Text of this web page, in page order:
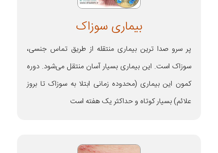
بیماری سوزاک
پر سرو صدا ترین بیماری منتقله از طریق تماس جنسی،
سوزاک است. این بیماری بسیار آسان منتقل می‌شود. دوره
کمون این بیماری (محدوده زمانی ابتلا به سوزاک تا بروز
علائم) بسیار کوتاه و حداکثر یک هفته است